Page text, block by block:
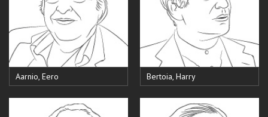
Aarnio, Eero Bertoia, Harry